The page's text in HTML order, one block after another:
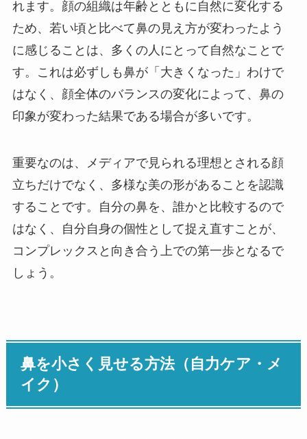
れます。顔の組織は年齢とともに自然に変化する
ため、若い頃と比べて鼻の見え方が変わったよう
に感じることは、多くの人にとって自然なことで
す。これは必ずしも鼻が「大きくなった」わけで
はなく、顔全体のバランスの変化によって、鼻の
印象が変わった結果である場合が多いです。
重要なのは、メディアで見られる理想とされる顔
立ちだけでなく、多様な美の形があることを認識
することです。自分の鼻を、誰かと比較するので
はなく、自分自身の個性として捉え直すことが、
コンプレックスと向き合う上での第一歩となるで
しょう。
鼻を小さく見せる方法（自力ケア・メ
イク）